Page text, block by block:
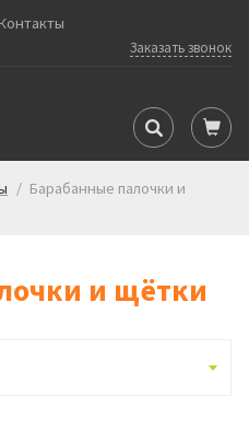
Заказать звонок
/ Барабанные палочки и
и щётки